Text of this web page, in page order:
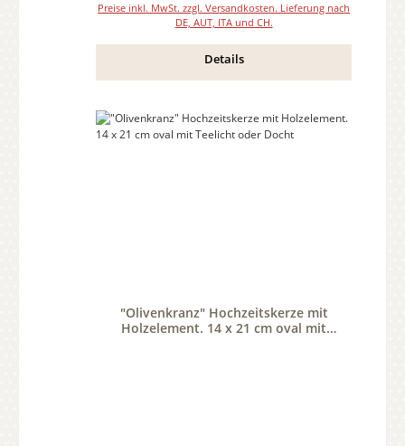
Preise inkl. MwSt. zzgl. Versandkosten. Lieferung nach
DE, AUT, ITA und CH.
Details
"Olivenkranz" Hochzeitskerze mit
Holzelement. 14 x 21 cm oval mit